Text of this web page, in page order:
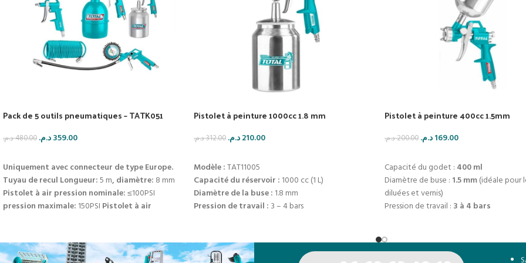
Pack de 5 outils pneumatiques – TATK051
480.00د.م. 359.00د.م.
Uniquement avec connecteur de type Europe.
Tuyau de recul Longueur:5 m, diamètre: 8 mm
Pistolet à air pression nominale:≤100PSI
pression maximale: 150PSI Pistolet à air
maximale:≤150PSIcapacité:750ccPistolet de
gonflage pneumatique pression
Pistolet à peinture 1000cc 1.8 mm
312.00د.م. 210.00د.م.
Modèle :TAT11005
Capacité du réservoir : 1000 cc (1 L)
Diamètre de la buse : 1.8 mm
Pression de travail : 3 – 4 bars
Corps :Métal durable avec poignée ergonomique
Alimentation :Par compresseur
Pistolet à peinture 400cc 1.5mm
200.00د.م. 169.00د.م.
Capacité du godet : 400 ml
Diamètre de buse : 1.5 mm(idéale pour
diluées et vernis)
Pression de travail : 3 à 4 bars
main
Compatible avec les compresseurs